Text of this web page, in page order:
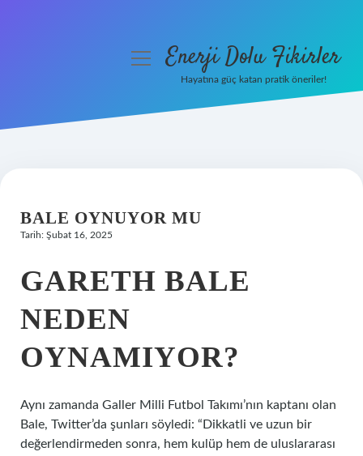
Hakkımızda
menüyüEnerji Dolu Fikirler
Hayatına güç katan pratik öneriler!
BALE OYNUYOR MU
Tarih: Şubat 16, 2025
GARETH BALE
NEDEN
OYNAMIYOR?
Aynı zamanda Galler Milli Futbol Takımı’nın kaptanı olan
Bale, Twitter’da şunları söyledi: “Dikkatli ve uzun bir
değerlendirmeden sonra, hem kulüp hem de uluslararası